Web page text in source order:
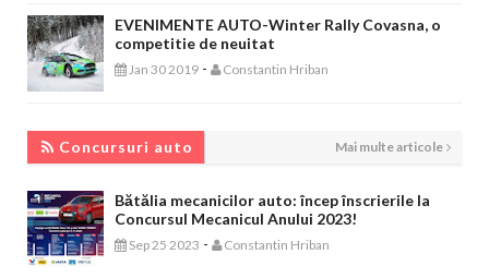
EVENIMENTE AUTO-Winter Rally Covasna, o
competitie de neuitat
Jan 30 2019 - Constantin Hriban
Concursuri auto Mai multe articole
Bătălia mecanicilor auto: încep înscrierile la
Concursul Mecanicul Anului 2023!
Sep 25 2023 - Constantin Hriban